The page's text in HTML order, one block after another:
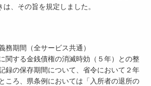
、その旨を規定しました。
期間（全サービス共通）
関する金銭債権の消滅時効（５年）との整
録の保存期間について、省令において２年
ころ、県条例においては「入所者の退所の